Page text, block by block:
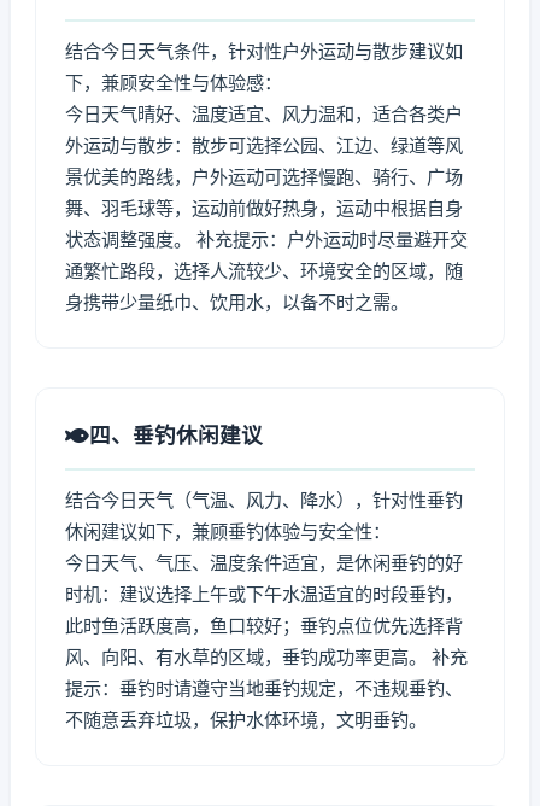
结合今日天气条件，针对性户外运动与散步建议如
下，兼顾安全性与体验感：
今日天气晴好、温度适宜、风力温和，适合各类户
外运动与散步：散步可选择公园、江边、绿道等风
景优美的路线，户外运动可选择慢跑、骑行、广场
舞、羽毛球等，运动前做好热身，运动中根据自身
状态调整强度。 补充提示：户外运动时尽量避开交
通繁忙路段，选择人流较少、环境安全的区域，随
身携带少量纸巾、饮用水，以备不时之需。
四、垂钓休闲建议
结合今日天气（气温、风力、降水），针对性垂钓
休闲建议如下，兼顾垂钓体验与安全性：
今日天气、气压、温度条件适宜，是休闲垂钓的好
时机：建议选择上午或下午水温适宜的时段垂钓，
此时鱼活跃度高，鱼口较好；垂钓点位优先选择背
风、向阳、有水草的区域，垂钓成功率更高。 补充
提示：垂钓时请遵守当地垂钓规定，不违规垂钓、
不随意丢弃垃圾，保护水体环境，文明垂钓。